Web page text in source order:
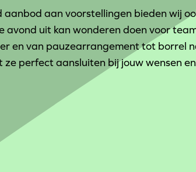
aanbod aan voorstellingen bieden wij
avond uit kan wonderen doen voor
en van pauzearrangement tot borrel
perfect aansluiten bij jouw wensen